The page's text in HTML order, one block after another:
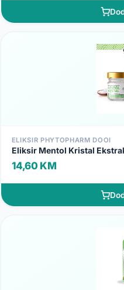
ELIKSIR PHYTOPHARM DOOI
Eliksir Mentol Kristal
14,60 KM